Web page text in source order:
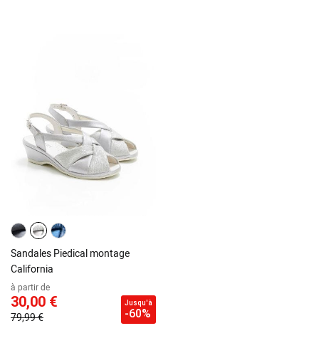
Sandales Piedical montage
California
à partir de
30,00 €
79,99 €
Jusqu'à
-60%